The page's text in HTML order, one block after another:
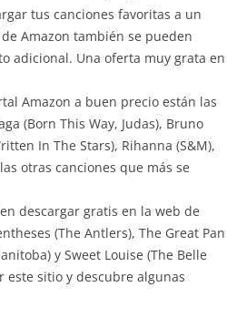
tus canciones favoritas a un
Amazon también se pueden
adicional. Una oferta muy grata en
Amazon a buen precio están las
(Born This Way, Judas), Bruno
In The Stars), Rihanna (S&M),
otras canciones que más se
descargar gratis en la web de
(The Antlers), The Great Pan
y Sweet Louise (The Belle
este sitio y descubre algunas